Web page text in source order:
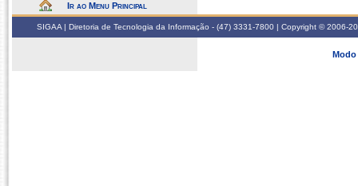
Ir ao Menu Principal
SIGAA | Diretoria de Tecnologia da Informação - (47) 3331-7800 | Copyright © 2006-
Modo